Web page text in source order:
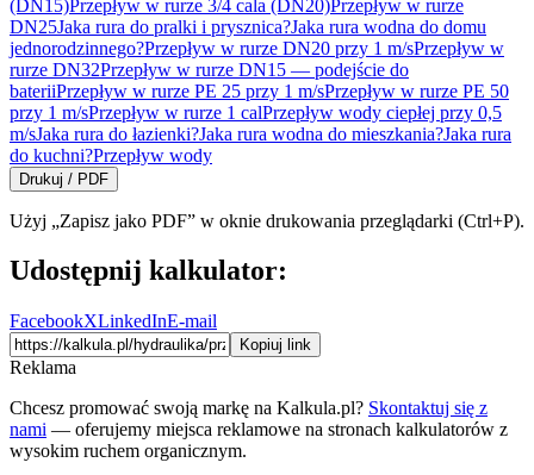
(DN15)Przepływ w rurze 3/4 cala (DN20)Przepływ w rurze
DN25Jaka rura do pralki i prysznica?Jaka rura wodna do domu
jednorodzinnego?Przepływ w rurze DN20 przy 1 m/sPrzepływ w
rurze DN32Przepływ w rurze DN15 — podejście do
bateriiPrzepływ w rurze PE 25 przy 1 m/sPrzepływ w rurze PE 50
przy 1 m/sPrzepływ w rurze 1 calPrzepływ wody ciepłej przy 0,5
m/sJaka rura do łazienki?Jaka rura wodna do mieszkania?Jaka rura
do kuchni?Przepływ wody
Drukuj / PDF
Użyj „Zapisz jako PDF” w oknie drukowania przeglądarki (Ctrl+P).
Udostępnij kalkulator:
FacebookXLinkedInE-mail
Kopiuj link
Reklama
Chcesz promować swoją markę na Kalkula.pl? Skontaktuj się z
nami — oferujemy miejsca reklamowe na stronach kalkulatorów z
wysokim ruchem organicznym.